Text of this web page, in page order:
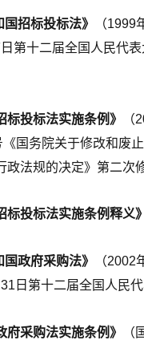
国招标投标法》
（
第十二届全国人民代
标投标法实施条例》
国务院关于修改和废
政法规的决定》第二
标投标法实施条例释义
国政府采购法》
（
日第十二届全国人民
府采购法实施条例》